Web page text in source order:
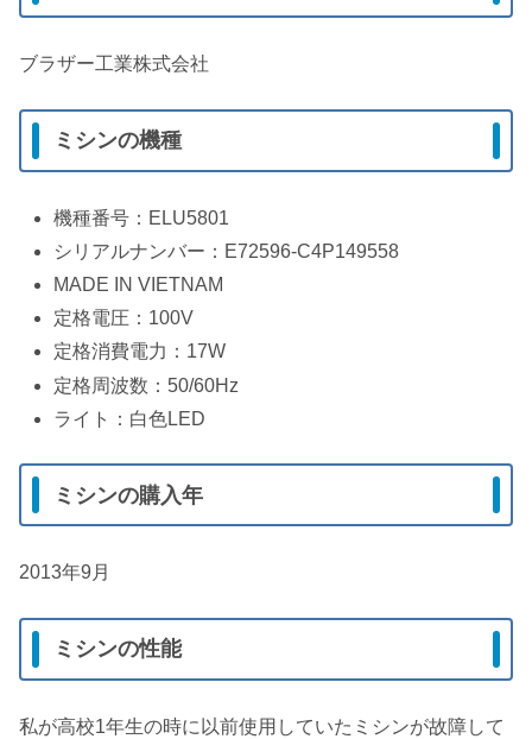
ブラザー工業株式会社
ミシンの機種
機種番号：ELU5801
シリアルナンバー：E72596-C4P149558
MADE IN VIETNAM
定格電圧：100V
定格消費電力：17W
定格周波数：50/60Hz
ライト：白色LED
ミシンの購入年
2013年9月
ミシンの性能
私が高校1年生の時に以前使用していたミシンが故障して